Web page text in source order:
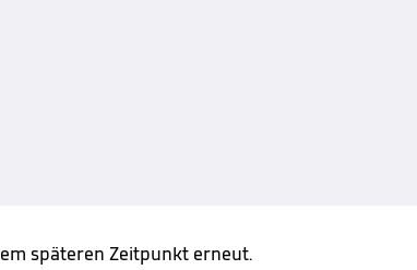
späteren Zeitpunkt erneut.